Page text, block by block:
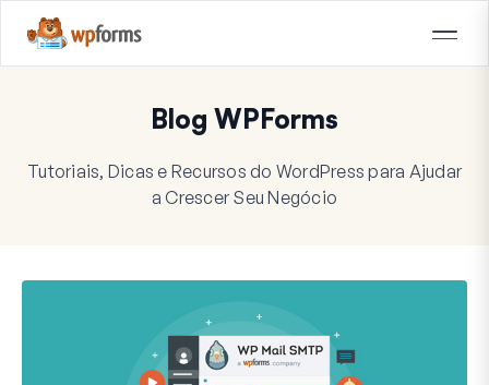
Blog WPForms
Tutoriais, Dicas e Recursos do WordPress para Ajudar
a Crescer Seu Negócio